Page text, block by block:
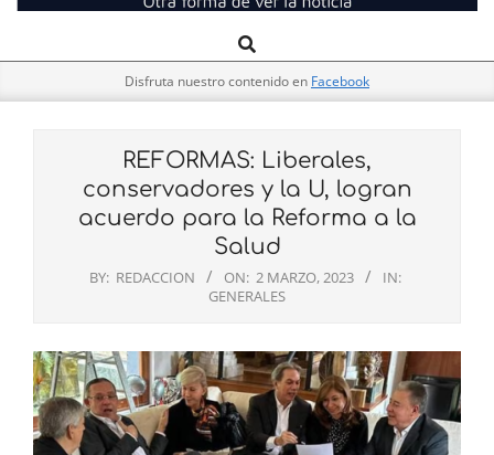
El
Pulso
Navigation
Search
Disfruta nuestro contenido en Facebook
REFORMAS: Liberales,
conservadores y la U, logran
acuerdo para la Reforma a la
Salud
BY: REDACCION ON: 2 MARZO, 2023
IN:
GENERALES